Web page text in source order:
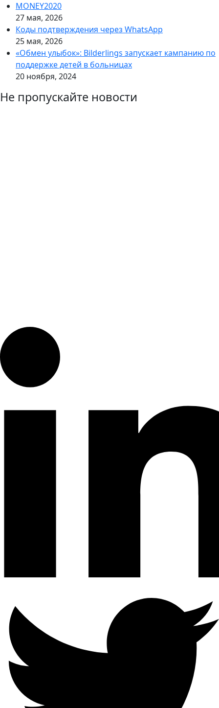
MONEY2020
27 мая, 2026
Коды подтверждения через WhatsApp
25 мая, 2026
«Обмен улыбок»: Bilderlings запускает кампанию по
поддержке детей в больницах
20 ноября, 2024
Не пропускайте новости